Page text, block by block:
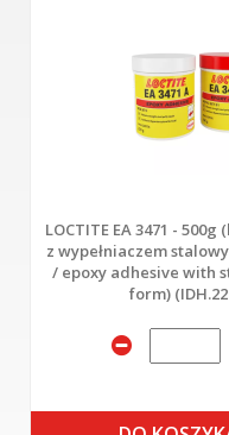
LOCTITE EA 3471 -
z wypełniaczem
/ epoxy adhesive with
form)